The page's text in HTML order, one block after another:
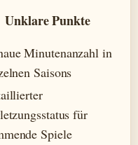
Unklare Punkte
Minutenanzahl in
Saisons
für
Spiele